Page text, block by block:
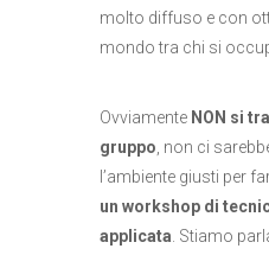
molto diffuso e con
mondo tra chi si
Ovviamente NON si
gruppo, non ci
l’ambiente giusti per
un workshop di
applicata. Stiamo